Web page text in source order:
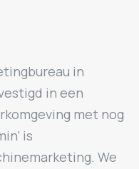
in
in een
met nog
is
We